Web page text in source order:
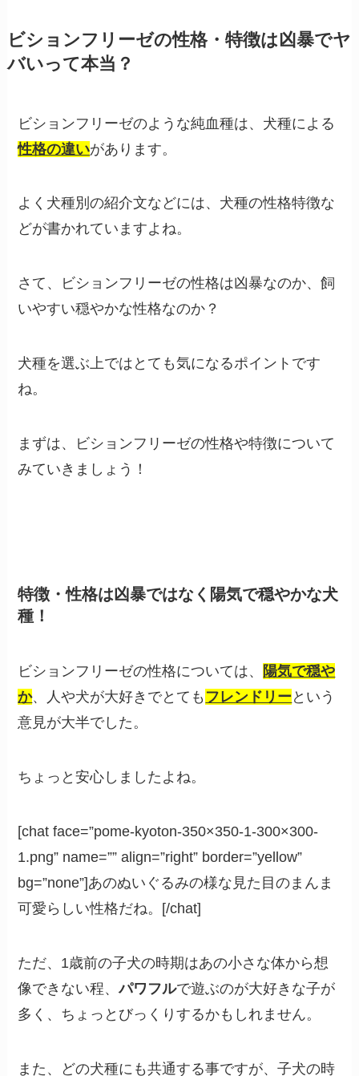
ビションフリーゼの性格・特徴は凶暴でヤ
バいって本当？
ビションフリーゼのような純血種は、犬種による
性格の違いがあります。
よく犬種別の紹介文などには、犬種の性格特徴な
どが書かれていますよね。
さて、ビションフリーゼの性格は凶暴なのか、飼
いやすい穏やかな性格なのか？
犬種を選ぶ上ではとても気になるポイントです
ね。
まずは、ビションフリーゼの性格や特徴について
みていきましょう！
特徴・性格は凶暴ではなく陽気で穏やかな犬
種！
ビションフリーゼの性格については、 陽気で穏や
か、人や犬が大好きでとても フレンドリー という
意見が大半でした。
ちょっと安心しましたよね。
[chat face=”pome-kyoton-350×350-1-300×300-
1.png” name=”” align=”right” border=”yellow”
bg=”none”]あのぬいぐるみの様な見た目のまんま
可愛らしい性格だね。[/chat]
ただ、1歳前の子犬の時期はあの小さな体から想
像できない程、パワフルで遊ぶのが大好きな子が
多く、ちょっとびっくりするかもしれません。
また、どの犬種にも共通する事ですが、子犬の時